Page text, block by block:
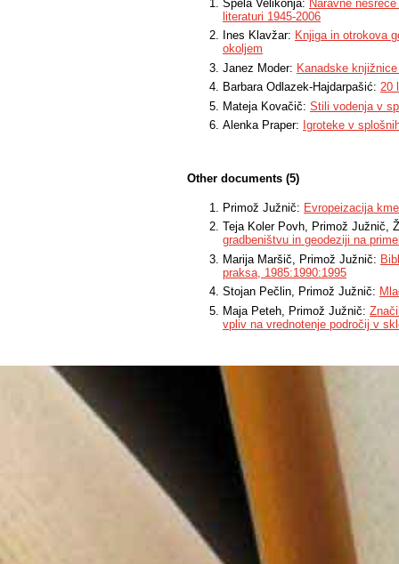
Špela Velikonja: Naravne
literaturi 1945-2006
Ines Klavžar: Knjiga in otrokova
okoljem
Janez Moder: Kanadske
Barbara Odlazek-Hajdarpašić: 20
Mateja Kovačič: Stili vodenja v
Alenka Praper: Igroteke v
Other documents (5)
Primož Južnič: Evropeizacija
Teja Koler Povh, Primož Južnič,
gradbeništvu in geodeziji na
Marija Maršič, Primož Južnič:
praksa, 1985:1990:1995
Stojan Pečlin, Primož Južnič:
Maja Peteh, Primož Južnič:
vpliv na vrednotenje področij v